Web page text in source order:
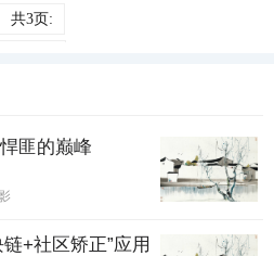
共3页:
下一页
匪的巅峰
+社区矫正”应用